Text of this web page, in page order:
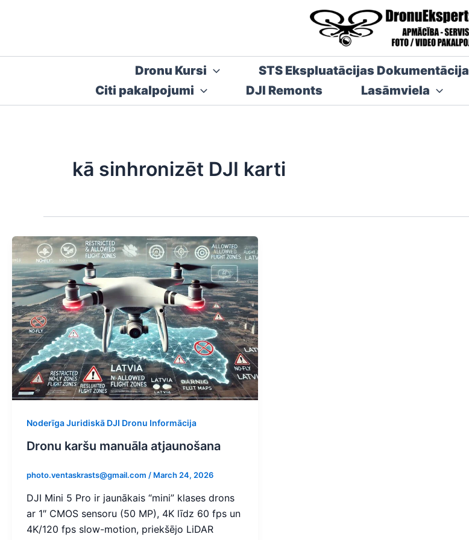
Dronu Kursi STS Ekspluatācijas Dokumentācija
Citi pakalpojumi
DJI Remonts Lasāmviela
kā sinhronizēt DJI karti
Noderīga Juridiskā DJI Dronu Informācija
Dronu karšu manuāla atjaunošana
photo.ventaskrasts@gmail.com / March 24, 2026
DJI Mini 5 Pro ir jaunākais “mini” klases drons
ar 1″ CMOS sensoru (50 MP), 4K līdz 60 fps un
4K/120 fps slow-motion, priekšējo LiDAR